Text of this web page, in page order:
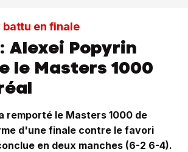
battu en finale
Alexei Popyrin
le Masters 1000
remporté le Masters 1000 de
d'une finale contre le favori
en deux manches (6-2 6-4).